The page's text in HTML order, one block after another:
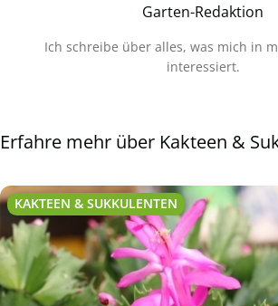
Garten-Redaktion
Ich schreibe über alles, was mich in
interessiert.
Erfahre mehr über Kakteen &
KAKTEEN & SUKKULENTEN